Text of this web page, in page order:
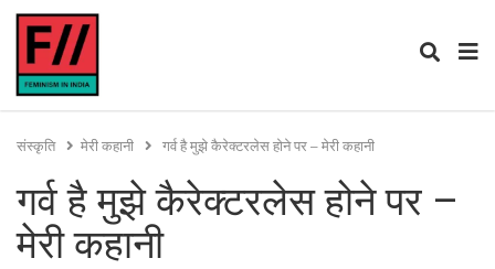
संस्कृति मेरी कहानी गर्व है मुझे कैरेक्टरलेस होने पर – मेरी कहानी
गर्व है मुझे कैरेक्टरलेस होने पर –
मेरी कहानी